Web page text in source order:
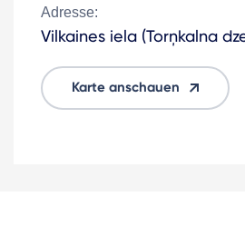
Adresse:
Vilkaines iela (Torņkalna
Karte anschauen